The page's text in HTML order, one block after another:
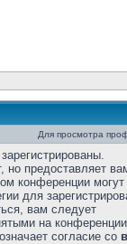
Для просмотра
но предоставляет
конференции
для
вам следует
на
согласие со